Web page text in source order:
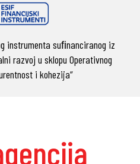
instrumenta suﬁnanciranog iz
razvoj u sklopu Operativnog
i kohezija“